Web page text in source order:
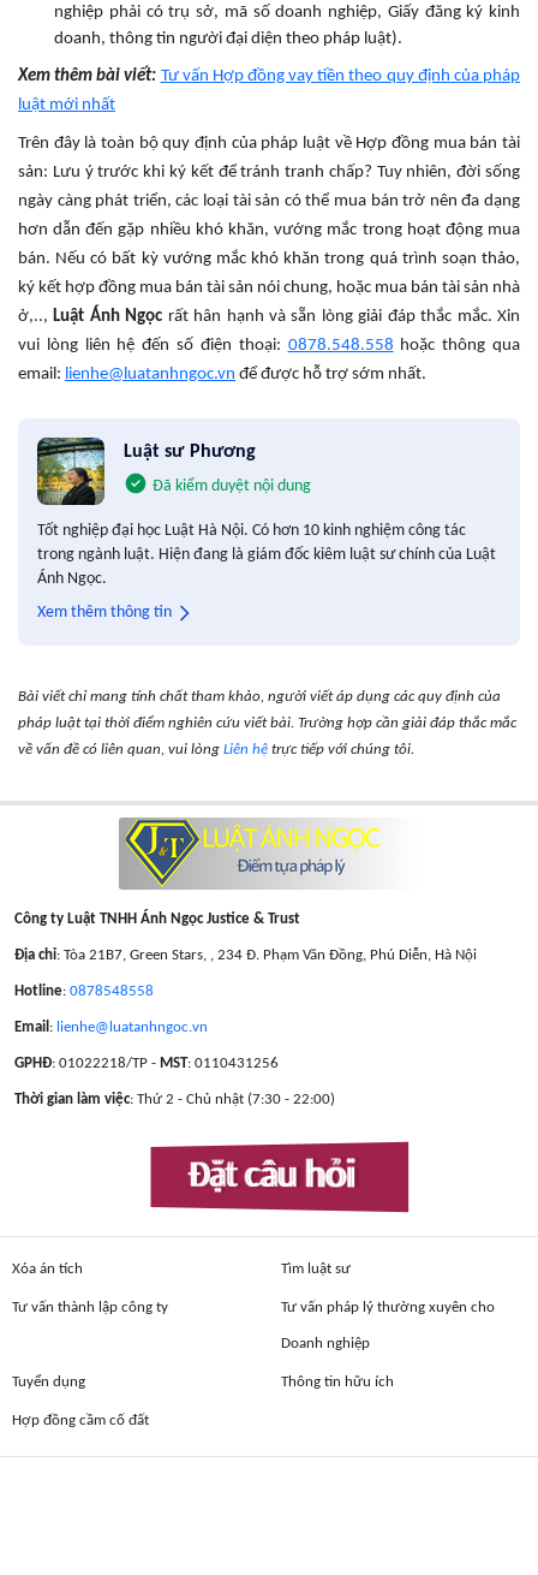
nghiệp phải có trụ sở, mã số doanh nghiệp, Giấy đăng ký kinh
doanh, thông tin người đại diện theo pháp luật).
Xem thêm bài viết: Tư vấn Hợp đồng vay tiền theo quy định của pháp
luật mới nhất
Trên đây là toàn bộ quy định của pháp luật về Hợp đồng mua bán tài
sản: Lưu ý trước khi ký kết để tránh tranh chấp? Tuy nhiên, đời sống
ngày càng phát triển, các loại tài sản có thể mua bán trở nên đa dạng
hơn dẫn đến gặp nhiều khó khăn, vướng mắc trong hoạt động mua
bán. Nếu có bất kỳ vướng mắc khó khăn trong quá trình soạn thảo,
ký kết hợp đồng mua bán tài sản nói chung, hoặc mua bán tài sản nhà
ở,.., Luật Ánh Ngọc rất hân hạnh và sẵn lòng giải đáp thắc mắc. Xin
vui lòng liên hệ đến số điện thoại: 0878.548.558 hoặc thông qua
email: lienhe@luatanhngoc.vn để được hỗ trợ sớm nhất.
Luật sư Phương
Đã kiểm duyệt nội dung
Tốt nghiệp đại học Luật Hà Nội. Có hơn 10 kinh nghiệm công tác
trong ngành luật. Hiện đang là giám đốc kiêm luật sư chính của Luật
Ánh Ngọc.
Xem thêm thông tin
Bài viết chỉ mang tính chất tham khảo, người viết áp dụng các quy định của
pháp luật tại thời điểm nghiên cứu viết bài. Trường hợp cần giải đáp thắc mắc
về vấn đề có liên quan, vui lòng Liên hệ trực tiếp với chúng tôi.
Công ty Luật TNHH Ánh Ngọc Justice & Trust
Địa chỉ: Tòa 21B7, Green Stars, , 234 Đ. Phạm Văn Đồng, Phú Diễn, Hà Nội
Hotline: 0878548558
Email : lienhe@luatanhngoc.vn
GPHĐ: 01022218/TP - MST: 0110431256
Thời gian làm việc: Thứ 2 - Chủ nhật (7:30 - 22:00)
Đặt câu hỏi
Xóa án tích Tìm luật sư
Tư vấn thành lập công ty Tư vấn pháp lý thường xuyên cho
Doanh nghiệp
Tuyển dụng Thông tin hữu ích
Hợp đồng cầm cố đất